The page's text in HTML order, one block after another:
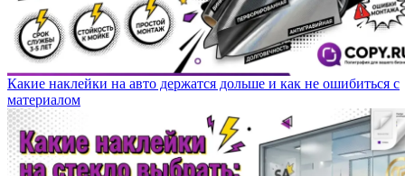
Какие наклейки на авто держатся дольше и как не ошибиться с
материалом